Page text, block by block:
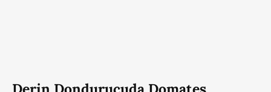
Derin Dondurucuda Domates